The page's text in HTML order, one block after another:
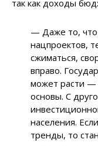
так как доходы
— Даже то, что
нацпроектов,
сжиматься,
вправо.
может расти —
основы. С
населения.
тренды, то